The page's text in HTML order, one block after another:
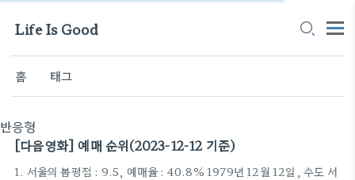
Life Is Good
홈 태그
반응형
[다음영화] 예매 순위(2023-12-12 기준)
1. 서울의 봄평점 : 9.5, 예매율 : 40.8% 1979년 12월 12일, 수도 서